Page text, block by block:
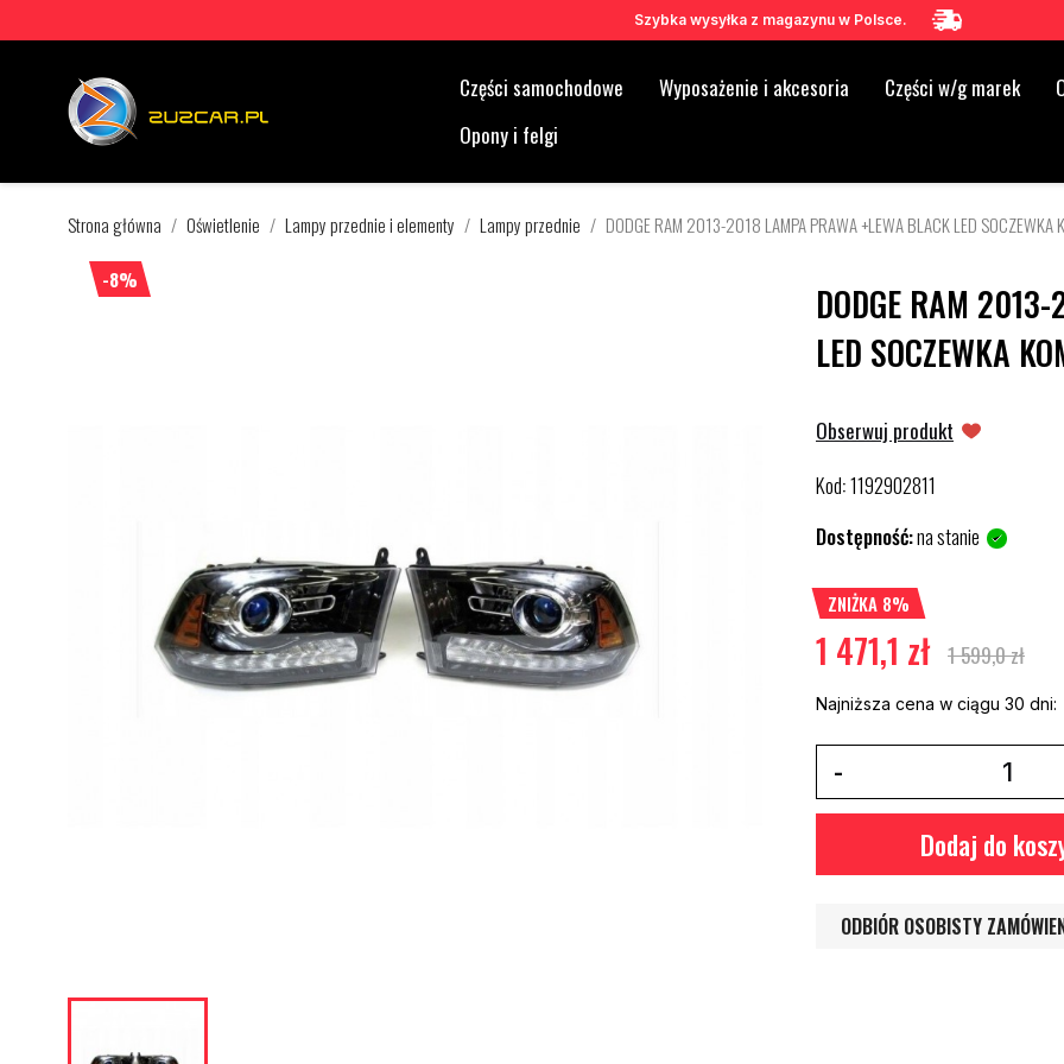
Szybka wysyłka z magazynu w Polsce.
Części samochodowe Wyposażenie i akcesoria Części w/g marek
Opony i felgi
Strona główna Oświetlenie Lampy przednie i elementy Lampy przednie DODGE RAM 2013-2018 LAMPA PRAWA +LEWA BLACK LED SOCZEWKA
-8%
DODGE RAM
LED SOCZEWKA
Obserwuj produkt
Kod:1192902811
Dostępność:na stanie
ZNIŻKA 8%
1 471,1 zł 1 599,0 zł
Najniższa cena w ciągu 30 dni:
Dodaj do
ODBIÓR OSOBISTY